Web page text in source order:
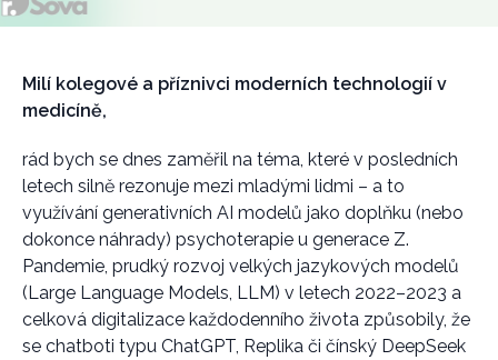
Milí kolegové a příznivci moderních technologií v
medicíně,
rád bych se dnes zaměřil na téma, které v posledních
letech silně rezonuje mezi mladými lidmi – a to
využívání generativních AI modelů jako doplňku (nebo
dokonce náhrady) psychoterapie u generace Z.
Pandemie, prudký rozvoj velkých jazykových modelů
(Large Language Models, LLM) v letech 2022–2023 a
celková digitalizace každodenního života způsobily, že
se chatboti typu ChatGPT, Replika či čínský DeepSeek